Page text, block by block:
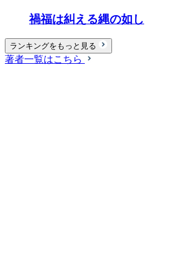
禍福は糾える縄の如し
ランキングをもっと見る
著者一覧はこちら